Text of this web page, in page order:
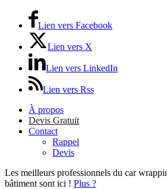
Lien vers Facebook
Lien vers X
Lien vers LinkedIn
Lien vers Rss
À propos
Devis Gratuit
Contact
Rappel
Devis
Les meilleurs professionnels du car
bâtiment sont ici ! Plus ?